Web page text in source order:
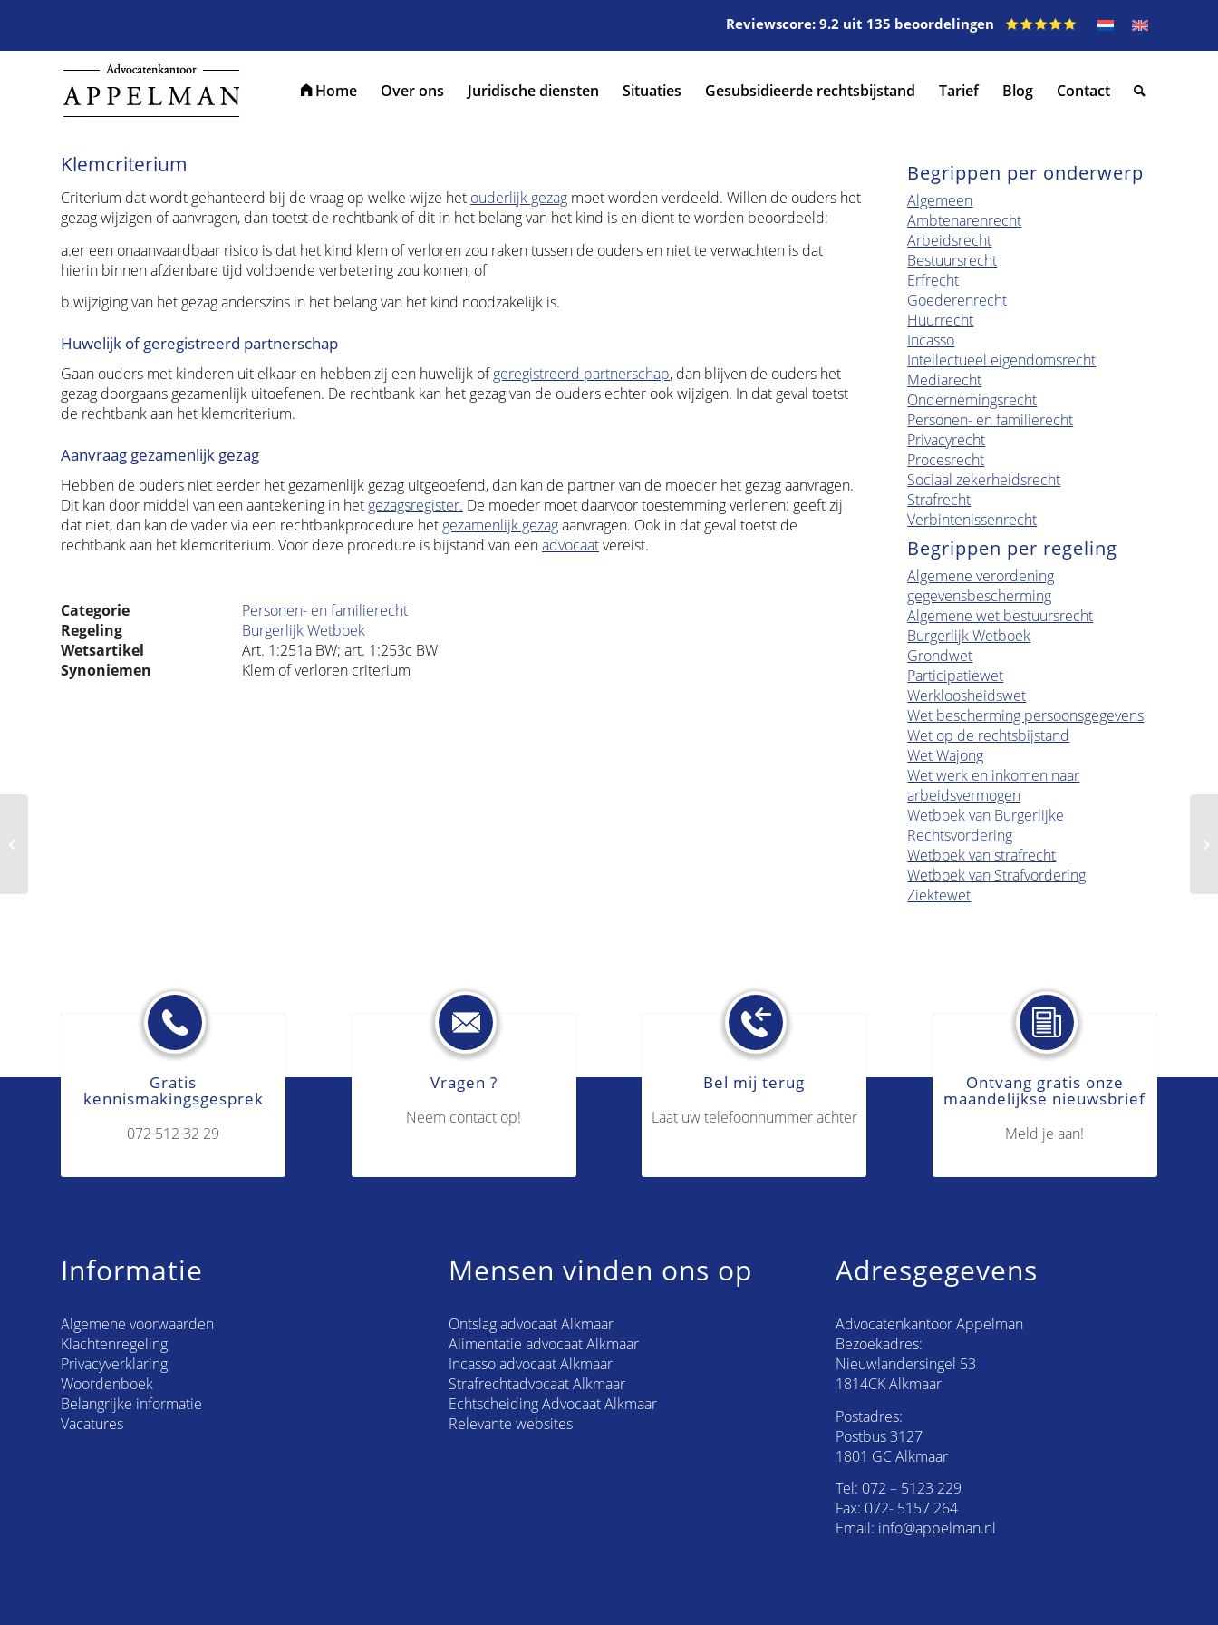
Reviewscore: 9.2 uit 135 beoordelingen
Home Over ons Juridische diensten Situaties Gesubsidieerde rechtsbijstand Tarief Blog Contact
Klemcriterium
Criterium dat wordt gehanteerd bij de vraag op welke wijze het ouderlijk gezag moet worden verdeeld. Willen de ouders het
gezag wijzigen of aanvragen, dan toetst de rechtbank of dit in het belang van het kind is en dient te worden beoordeeld:
a.er een onaanvaardbaar risico is dat het kind klem of verloren zou raken tussen de ouders en niet te verwachten is dat
hierin binnen afzienbare tijd voldoende verbetering zou komen, of
b.wijziging van het gezag anderszins in het belang van het kind noodzakelijk is.
Huwelijk of geregistreerd partnerschap
Gaan ouders met kinderen uit elkaar en hebben zij een huwelijk ofgeregistreerd partnerschap, dan blijven de ouders het
gezag doorgaans gezamenlijk uitoefenen. De rechtbank kan het gezag van de ouders echter ook wijzigen. In dat geval toetst
de rechtbank aan het klemcriterium.
Aanvraag gezamenlijk gezag
Hebben de ouders niet eerder het gezamenlijk gezag uitgeoefend, dan kan de partner van de moeder het gezag aanvragen.
Dit kan door middel van een aantekening in het gezagsregister. De moeder moet daarvoor toestemming verlenen: geeft zij
dat niet, dan kan de vader via een rechtbankprocedure het gezamenlijk gezagaanvragen. Ook in dat geval toetst de
rechtbank aan het klemcriterium. Voor deze procedure is bijstand van eenadvocaatvereist.
Categorie
Personen- en familierecht
Regeling
Burgerlijk Wetboek
Wetsartikel
Art. 1:251a BW; art. 1:253c BW
Synoniemen
Klem of verloren criterium
Begrippen per onderwerp
Algemeen
Ambtenarenrecht
Arbeidsrecht
Bestuursrecht
Erfrecht
Goederenrecht
Huurrecht
Incasso
Intellectueel eigendomsrecht
Mediarecht
Ondernemingsrecht
Personen- en familierecht
Privacyrecht
Procesrecht
Sociaal zekerheidsrecht
Strafrecht
Verbintenissenrecht
Begrippen per regeling
Algemene verordening
gegevensbescherming
Algemene wet bestuursrecht
Burgerlijk Wetboek
Grondwet
Participatiewet
Werkloosheidswet
Wet bescherming persoonsgegevens
Wet op de rechtsbijstand
Wet Wajong
Wet werk en inkomen naar
arbeidsvermogen
Wetboek van Burgerlijke
Rechtsvordering
Wetboek van strafrecht
Wetboek van Strafvordering
Ziektewet
Gratis
kennismakingsgesprek
072 512 32 29
Vragen ?
Neem contact op!
Bel mij terug
Laat uw telefoonnummer achter
Ontvang gratis onze
maandelijkse nieuwsbrief
Meld je aan!
Informatie
Algemene voorwaarden
Klachtenregeling
Privacyverklaring
Woordenboek
Belangrijke informatie
Vacatures
Mensen vinden ons op
Ontslag advocaat Alkmaar
Alimentatie advocaat Alkmaar
Incasso advocaat Alkmaar
Strafrechtadvocaat Alkmaar
Echtscheiding Advocaat Alkmaar
Relevante websites
Adresgegevens
Advocatenkantoor Appelman
Bezoekadres:
Nieuwlandersingel 53
1814CK Alkmaar
Postadres:
Postbus 3127
1801 GC Alkmaar
Tel: 072 – 5123 229
Fax: 072- 5157 264
Email: info@appelman.nl